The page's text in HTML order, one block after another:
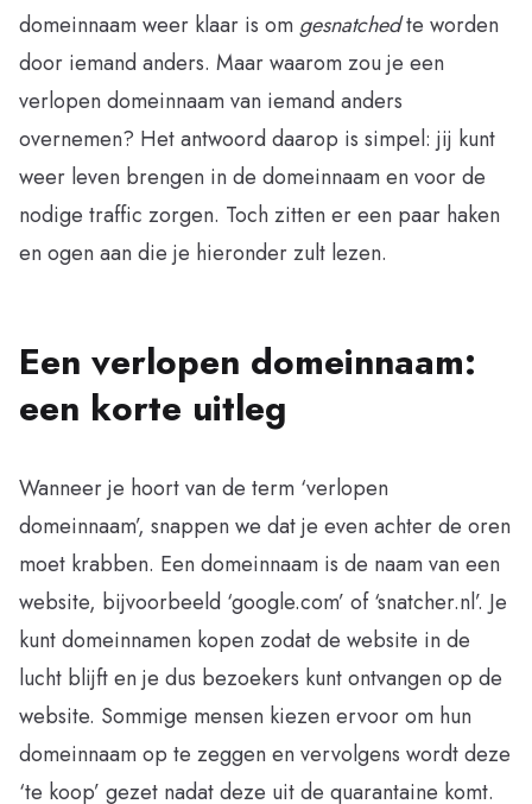
domeinnaam weer klaar is omgesnatchedte worden
door iemand anders. Maar waarom zou je een
verlopen domeinnaam van iemand anders
overnemen? Het antwoord daarop is simpel: jij kunt
weer leven brengen in de domeinnaam en voor de
nodige traffic zorgen. Toch zitten er een paar haken
en ogen aan die je hieronder zult lezen.
Een verlopen domeinnaam:
een korte uitleg
Wanneer je hoort van de term ‘verlopen
domeinnaam’, snappen we dat je even achter de oren
moet krabben. Een domeinnaam is de naam van een
website, bijvoorbeeld ‘google.com’ of ‘snatcher.nl’. Je
kunt domeinnamen kopen zodat de website in de
lucht blijft en je dus bezoekers kunt ontvangen op de
website. Sommige mensen kiezen ervoor om hun
domeinnaam op te zeggen en vervolgens wordt deze
‘te koop’ gezet nadat deze uit de quarantaine komt.